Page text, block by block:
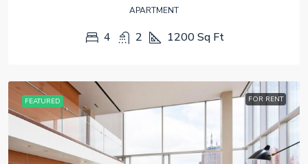
APARTMENT
4 2 1200 Sq Ft
FEATURED FOR RENT